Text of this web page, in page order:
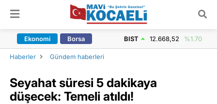
Ekonomi Borsa BIST 12.668,52 %1.70
Haberler Gündem haberleri
Seyahat süresi 5 dakikaya
düşecek: Temeli atıldı!